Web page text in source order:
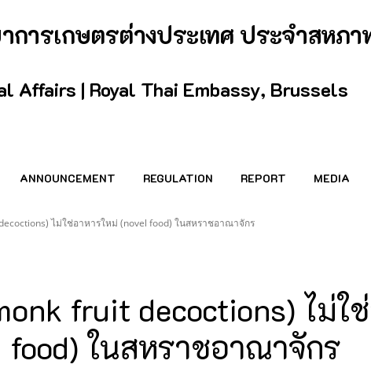
ารเกษตรต่างประเทศ ประจำสหภ
Affairs | Royal Thai Embassy, Brussels
ANNOUNCEMENT REGULATION REPORT MEDIA
ไม่ใช่อาหารใหม่ (novel food) ในสหราชอาณาจักร
fruit decoctions) ไม่ใ
food) ในสหราชอาณาจักร